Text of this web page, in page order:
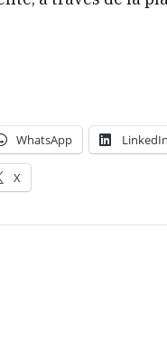
WhatsApp LinkedIn
X